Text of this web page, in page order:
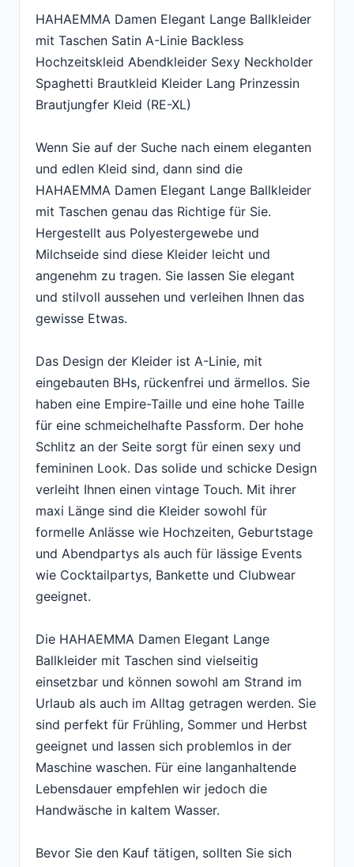
HAHAEMMA Damen Elegant Lange Ballkleider
mit Taschen Satin A-Linie Backless
Hochzeitskleid Abendkleider Sexy Neckholder
Spaghetti Brautkleid Kleider Lang Prinzessin
Brautjungfer Kleid (RE-XL)
Wenn Sie auf der Suche nach einem eleganten
und edlen Kleid sind, dann sind die
HAHAEMMA Damen Elegant Lange Ballkleider
mit Taschen genau das Richtige für Sie.
Hergestellt aus Polyestergewebe und
Milchseide sind diese Kleider leicht und
angenehm zu tragen. Sie lassen Sie elegant
und stilvoll aussehen und verleihen Ihnen das
gewisse Etwas.
Das Design der Kleider ist A-Linie, mit
eingebauten BHs, rückenfrei und ärmellos. Sie
haben eine Empire-Taille und eine hohe Taille
für eine schmeichelhafte Passform. Der hohe
Schlitz an der Seite sorgt für einen sexy und
femininen Look. Das solide und schicke Design
verleiht Ihnen einen vintage Touch. Mit ihrer
maxi Länge sind die Kleider sowohl für
formelle Anlässe wie Hochzeiten, Geburtstage
und Abendpartys als auch für lässige Events
wie Cocktailpartys, Bankette und Clubwear
geeignet.
Die HAHAEMMA Damen Elegant Lange
Ballkleider mit Taschen sind vielseitig
einsetzbar und können sowohl am Strand im
Urlaub als auch im Alltag getragen werden. Sie
sind perfekt für Frühling, Sommer und Herbst
geeignet und lassen sich problemlos in der
Maschine waschen. Für eine langanhaltende
Lebensdauer empfehlen wir jedoch die
Handwäsche in kaltem Wasser.
Bevor Sie den Kauf tätigen, sollten Sie sich